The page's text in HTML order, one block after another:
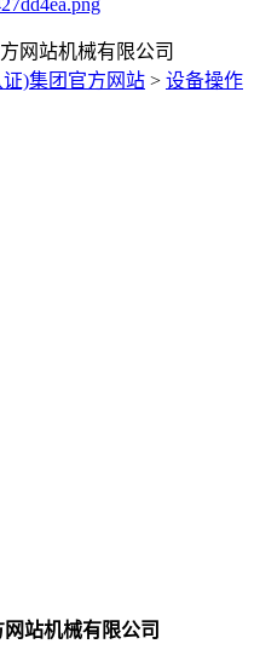
)集团官方网站 > 设备操作
站机械有限公司